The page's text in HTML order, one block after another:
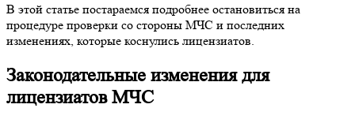
В этой статье постараемся подробнее остановиться на
процедуре проверки со стороны МЧС и последних
изменениях, которые коснулись лицензиатов.
Законодательные изменения для
лицензиатов МЧС